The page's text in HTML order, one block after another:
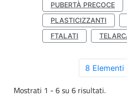
PUBERTÀ PRECOCE
PLASTICIZZANTI
FTALATI
8 Elementi
Mostrati 1 - 6 su 6 risultati.